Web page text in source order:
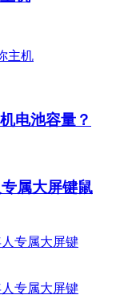
电池容量？
属大屏键鼠